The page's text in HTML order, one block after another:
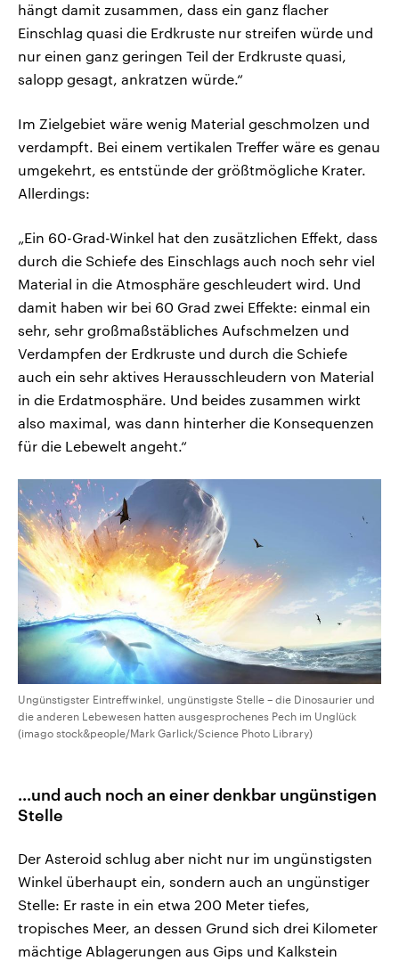
hängt damit zusammen, dass ein ganz flacher
Einschlag quasi die Erdkruste nur streifen würde und
nur einen ganz geringen Teil der Erdkruste quasi,
salopp gesagt, ankratzen würde.“
Im Zielgebiet wäre wenig Material geschmolzen und
verdampft. Bei einem vertikalen Treffer wäre es genau
umgekehrt, es entstünde der größtmögliche Krater.
Allerdings:
„Ein 60-Grad-Winkel hat den zusätzlichen Effekt, dass
durch die Schiefe des Einschlags auch noch sehr viel
Material in die Atmosphäre geschleudert wird. Und
damit haben wir bei 60 Grad zwei Effekte: einmal ein
sehr, sehr großmaßstäbliches Aufschmelzen und
Verdampfen der Erdkruste und durch die Schiefe
auch ein sehr aktives Herausschleudern von Material
in die Erdatmosphäre. Und beides zusammen wirkt
also maximal, was dann hinterher die Konsequenzen
für die Lebewelt angeht.“
Ungünstigster Eintreffwinkel, ungünstigste Stelle – die Dinosaurier und
die anderen Lebewesen hatten ausgesprochenes Pech im Unglück
(imago stock&people/Mark Garlick/Science Photo Library)
...und auch noch an einer denkbar ungünstigen
Stelle
Der Asteroid schlug aber nicht nur im ungünstigsten
Winkel überhaupt ein, sondern auch an ungünstiger
Stelle: Er raste in ein etwa 200 Meter tiefes,
tropisches Meer, an dessen Grund sich drei Kilometer
mächtige Ablagerungen aus Gips und Kalkstein